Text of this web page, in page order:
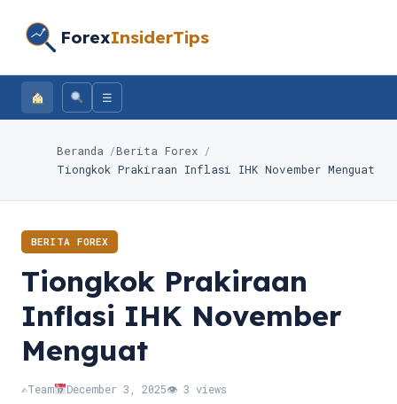
ForexInsiderTips
☰
Beranda
Berita Forex
Tiongkok Prakiraan Inflasi IHK November Menguat
BERITA FOREX
Tiongkok Prakiraan
Inflasi IHK November
Menguat
✍️Team December 3, 2025👁 3 views